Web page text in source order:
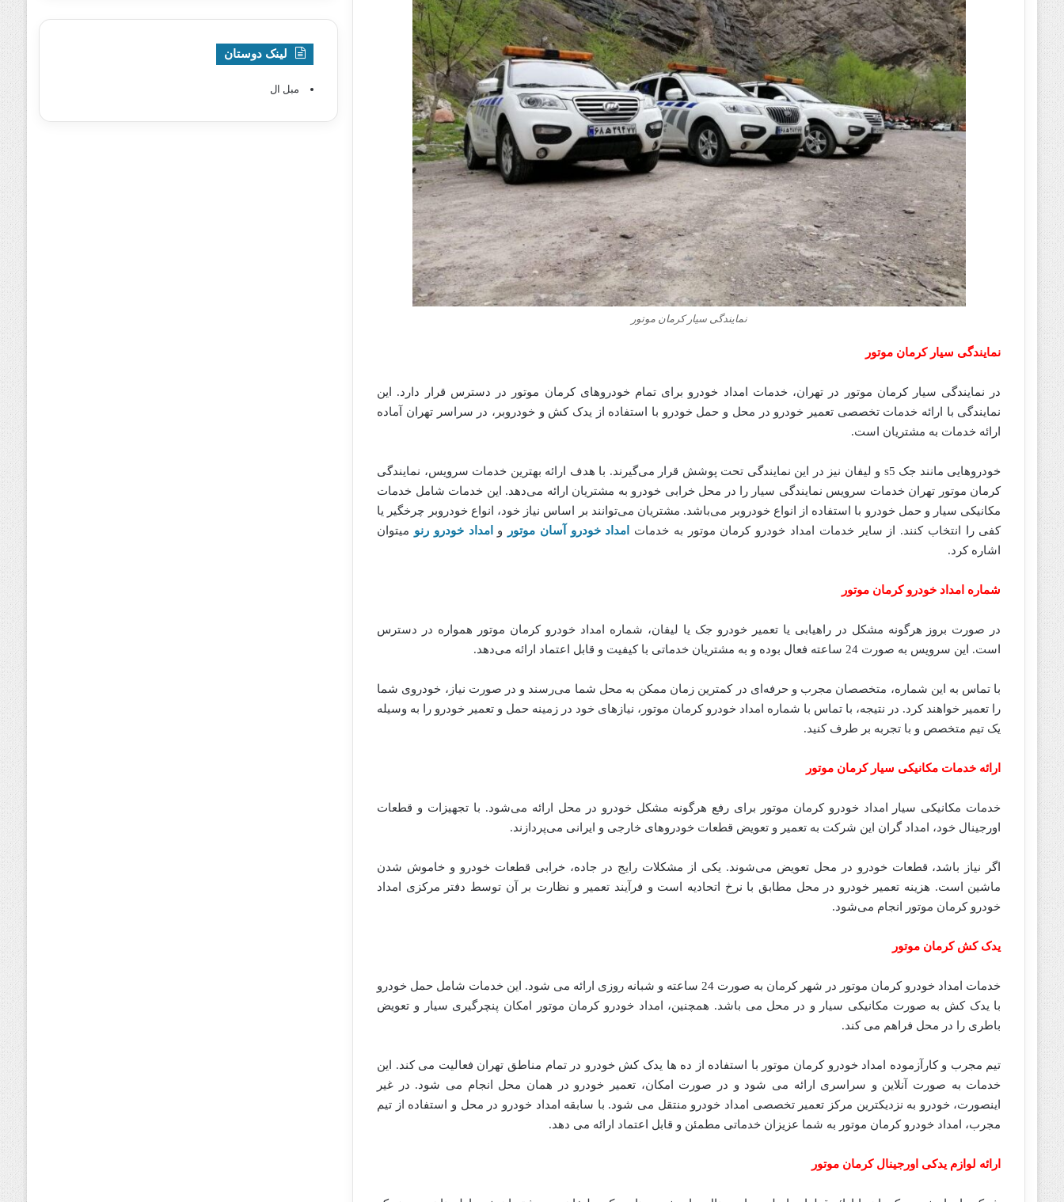
نمایندگی سیار کرمان موتور
نمایندگی سیار کرمان موتور
در نمایندگی سیار کرمان موتور در تهران، خدمات امداد خودرو برای تمام خودروهای کرمان موتور در دسترس قرار دارد. این
نمایندگی با ارائه خدمات تخصصی تعمیر خودرو در محل و حمل خودرو با استفاده از یدک کش و خودروبر، در سراسر تهران آماده
ارائه خدمات به مشتریان است.
خودروهایی مانند جک s5 و لیفان نیز در این نمایندگی تحت پوشش قرار می‌گیرند. با هدف ارائه بهترین خدمات سرویس، نمایندگی
کرمان موتور تهران خدمات سرویس نمایندگی سیار را در محل خرابی خودرو به مشتریان ارائه می‌دهد. این خدمات شامل خدمات
مکانیکی سیار و حمل خودرو با استفاده از انواع خودروبر می‌باشد. مشتریان می‌توانند بر اساس نیاز خود، انواع خودروبر چرخگیر یا
کفی را انتخاب کنند. از سایر خدمات امداد خودرو کرمان موتور به خدمات
امداد خودرو آسان موتور و امداد خودرو رنو میتوان
اشاره کرد.
شماره امداد خودرو کرمان موتور
در صورت بروز هرگونه مشکل در راهیابی یا تعمیر خودرو جک یا لیفان، شماره امداد خودرو کرمان موتور همواره در دسترس
است. این سرویس به صورت 24 ساعته فعال بوده و به مشتریان خدماتی با کیفیت و قابل اعتماد ارائه می‌دهد.
با تماس به این شماره، متخصصان مجرب و حرفه‌ای در کمترین زمان ممکن به محل شما می‌رسند و در صورت نیاز، خودروی شما
را تعمیر خواهند کرد. در نتیجه، با تماس با شماره امداد خودرو کرمان موتور، نیازهای خود در زمینه حمل و تعمیر خودرو را به وسیله
یک تیم متخصص و با تجربه بر طرف کنید.
ارائه خدمات مکانیکی سیار کرمان موتور
خدمات مکانیکی سیار امداد خودرو کرمان موتور برای رفع هرگونه مشکل خودرو در محل ارائه می‌شود. با تجهیزات و قطعات
اورجینال خود، امداد گران این شرکت به تعمیر و تعویض قطعات خودروهای خارجی و ایرانی می‌پردازند.
اگر نیاز باشد، قطعات خودرو در محل تعویض می‌شوند. یکی از مشکلات رایج در جاده، خرابی قطعات خودرو و خاموش شدن
ماشین است. هزینه تعمیر خودرو در محل مطابق با نرخ اتحادیه است و فرآیند تعمیر و نظارت بر آن توسط دفتر مرکزی امداد
خودرو کرمان موتور انجام می‌شود.
یدک کش کرمان موتور
خدمات امداد خودرو کرمان موتور در شهر کرمان به صورت 24 ساعته و شبانه روزی ارائه می شود. این خدمات شامل حمل خودرو
با یدک کش به صورت مکانیکی سیار و در محل می باشد. همچنین، امداد خودرو کرمان موتور امکان پنچرگیری سیار و تعویض
باطری را در محل فراهم می کند.
تیم مجرب و کارآزموده امداد خودرو کرمان موتور با استفاده از ده ها یدک کش خودرو در تمام مناطق تهران فعالیت می کند. این
خدمات به صورت آنلاین و سراسری ارائه می شود و در صورت امکان، تعمیر خودرو در همان محل انجام می شود. در غیر
اینصورت، خودرو به نزدیکترین مرکز تعمیر تخصصی امداد خودرو منتقل می شود. با سابقه امداد خودرو در محل و استفاده از تیم
مجرب، امداد خودرو کرمان موتور به شما عزیزان خدماتی مطمئن و قابل اعتماد ارائه می دهد.
ارائه لوازم یدکی اورجینال کرمان موتور
لینک دوستان
مبل ال